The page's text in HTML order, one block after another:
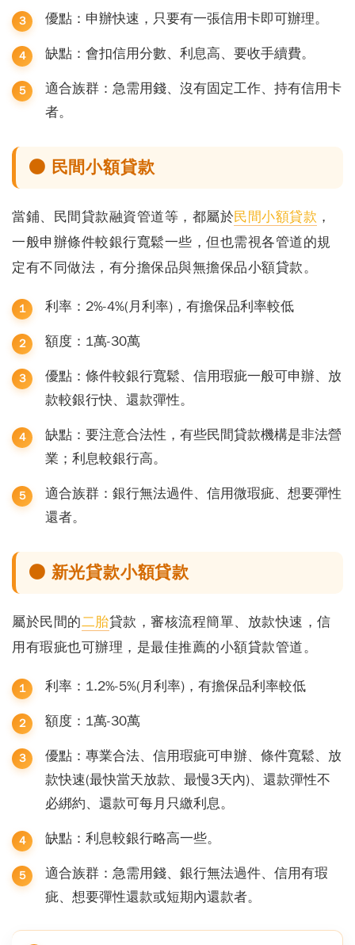
優點：申辦快速，只要有一張信用卡即可辦理。
缺點：會扣信用分數、利息高、要收手續費。
適合族群：急需用錢、沒有固定工作、持有信用卡
者。
● 民間小額貸款
當鋪、民間貸款融資管道等，都屬於民間小額貸款 ，
一般申辦條件較銀行寬鬆一些，但也需視各管道的規
定有不同做法，有分擔保品與無擔保品小額貸款。
利率：2%-4%(月利率)，有擔保品利率較低
額度：1萬-30萬
優點：條件較銀行寬鬆、信用瑕疵一般可申辦、放
款較銀行快、還款彈性。
缺點：要注意合法性，有些民間貸款機構是非法營
業；利息較銀行高。
適合族群：銀行無法過件、信用微瑕疵、想要彈性
還者。
● 新光貸款小額貸款
屬於民間的二胎貸款，審核流程簡單、放款快速，信
用有瑕疵也可辦理，是最佳推薦的小額貸款管道。
利率：1.2%-5%(月利率)，有擔保品利率較低
額度：1萬-30萬
優點：專業合法、信用瑕疵可申辦、條件寬鬆、放
款快速(最快當天放款、最慢3天內)、還款彈性不
必綁約、還款可每月只繳利息。
缺點：利息較銀行略高一些。
適合族群：急需用錢、銀行無法過件、信用有瑕
疵、想要彈性還款或短期內還款者。